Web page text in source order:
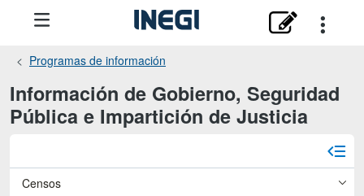
Programas de información
Información de Gobierno, Seguridad
Pública e Impartición de Justicia
Censos